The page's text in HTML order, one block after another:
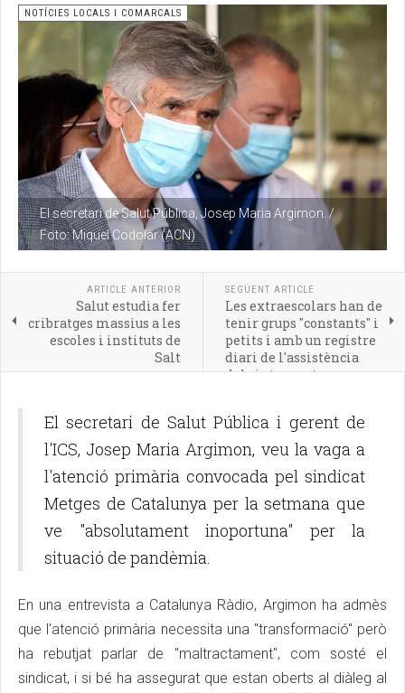
El secretari de Salut Pública, Josep Maria Argimon. /
Foto: Miquel Codolar (ACN)
NOTÍCIES LOCALS I COMARCALS
ARTICLE ANTERIOR
Salut estudia fer
cribratges massius a les
escoles i instituts de
Salt
SEGÜENT ARTICLE
Les extraescolars han de
tenir grups "constants" i
petits i amb un registre
diari de l'assistència
dels integrants
El secretari de Salut Pública i gerent de
l'ICS, Josep Maria Argimon, veu la vaga a
l'atenció primària convocada pel sindicat
Metges de Catalunya per la setmana que
ve "absolutament inoportuna" per la
situació de pandèmia.
En una entrevista a Catalunya Ràdio, Argimon ha admès
que l'atenció primària necessita una "transformació" però
ha rebutjat parlar de "maltractament", com sosté el
sindicat, i si bé ha assegurat que estan oberts al diàleg al